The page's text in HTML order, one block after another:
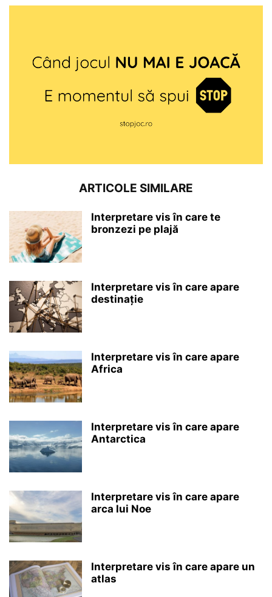
ARTICOLE SIMILARE
Interpretare vis în care te
bronzezi pe plajă
Interpretare vis în care apare
destinație
Interpretare vis în care apare
Africa
Interpretare vis în care apare
Antarctica
Interpretare vis în care apare
arca lui Noe
Interpretare vis în care apare un
atlas